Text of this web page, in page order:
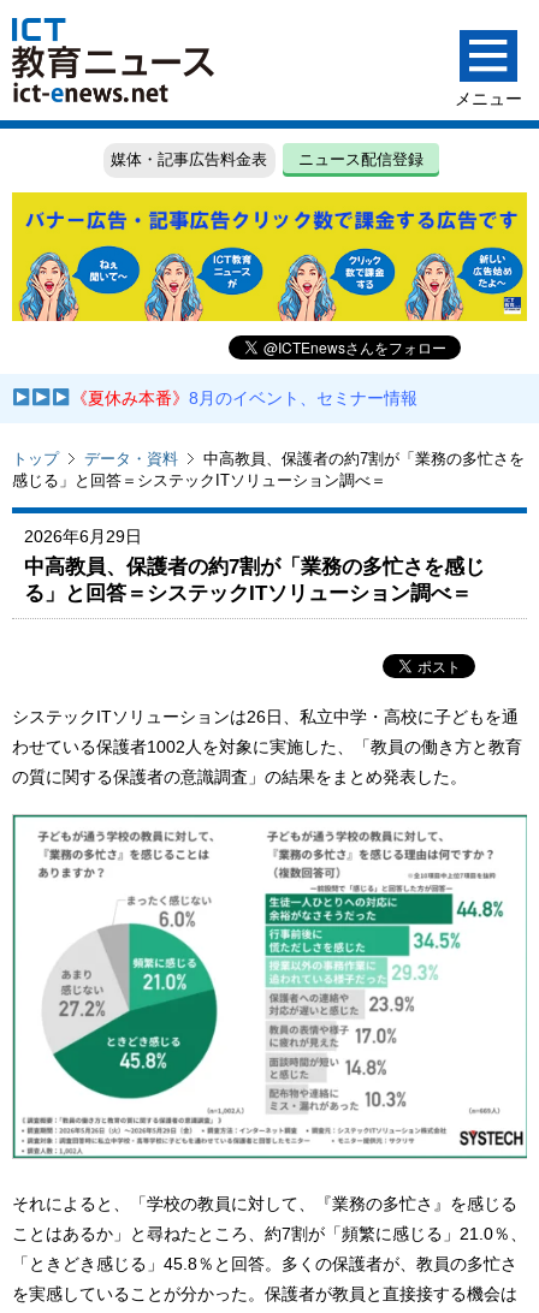
媒体・記事広告料金表 ニュース配信登録
《夏休み本番》8月のイベント、セミナー情報
トップ データ・資料
中高教員、保護者の約7割が「業務の多忙さを
感じる」と回答＝システックITソリューション調べ＝
2026年6月29日
中高教員、保護者の約7割が「業務の多忙さを感じ
る」と回答＝システックITソリューション調べ＝
システックITソリューションは26日、私立中学・高校に子どもを通
わせている保護者1002人を対象に実施した、「教員の働き方と教育
の質に関する保護者の意識調査」の結果をまとめ発表した。
それによると、「学校の教員に対して、『業務の多忙さ』を感じる
ことはあるか」と尋ねたところ、約7割が「頻繁に感じる」21.0％、
「ときどき感じる」45.8％と回答。多くの保護者が、教員の多忙さ
を実感していることが分かった。保護者が教員と直接接する機会は